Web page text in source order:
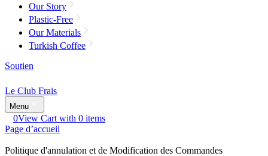
Our Story
Plastic-Free
Our Materials
Turkish Coffee
Soutien
Le Club Frais
Menu
0View Cart with 0 items
Page d’accueil
Politique d'annulation et de Modification des Commandes